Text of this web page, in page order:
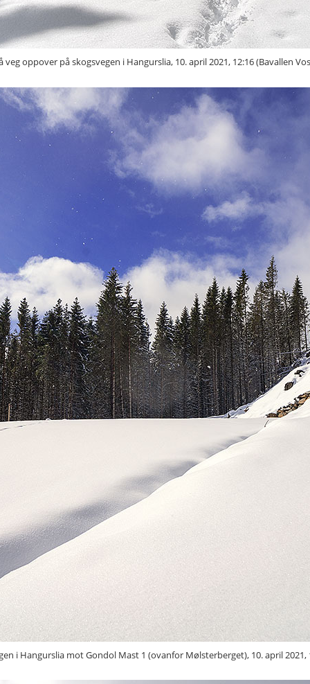
veg oppover på skogsvegen i Hangurslia, 10. april 2021, 12:16 (Bavallen
i Hangurslia mot Gondol Mast 1 (ovanfor Mølsterberget), 10. april 2021,